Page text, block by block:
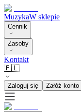
MuzykaW sklepie
Cennik
Zasoby
Kontakt
🇵🇱
Zaloguj się Załóż konto